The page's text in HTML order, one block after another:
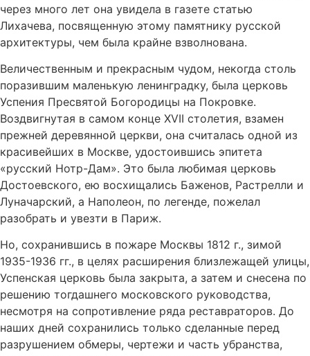
через много лет она увидела в газете статью
Лихачева, посвященную этому памятнику русской
архитектуры, чем была крайне взволнована.
Величественным и прекрасным чудом, некогда столь
поразившим маленькую ленинградку, была церковь
Успения Пресвятой Богородицы на Покровке.
Воздвигнутая в самом конце XVII столетия, взамен
прежней деревянной церкви, она считалась одной из
красивейших в Москве, удостоившись эпитета
«русский Нотр-Дам». Это была любимая церковь
Достоевского, ею восхищались Баженов, Растрелли и
Луначарский, а Наполеон, по легенде, пожелал
разобрать и увезти в Париж.
Но, сохранившись в пожаре Москвы 1812 г., зимой
1935-1936 гг., в целях расширения близлежащей улицы,
Успенская церковь была закрыта, а затем и снесена по
решению тогдашнего московского руководства,
несмотря на сопротивление ряда реставраторов. До
наших дней сохранились только сделанные перед
разрушением обмеры, чертежи и часть убранства,